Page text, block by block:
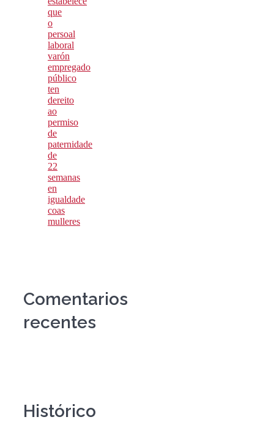
que
o
persoal
laboral
varón
empregado
público
ten
dereito
ao
permiso
de
paternidade
de
22
semanas
en
igualdade
coas
mulleres
Comentarios
recentes
Histórico